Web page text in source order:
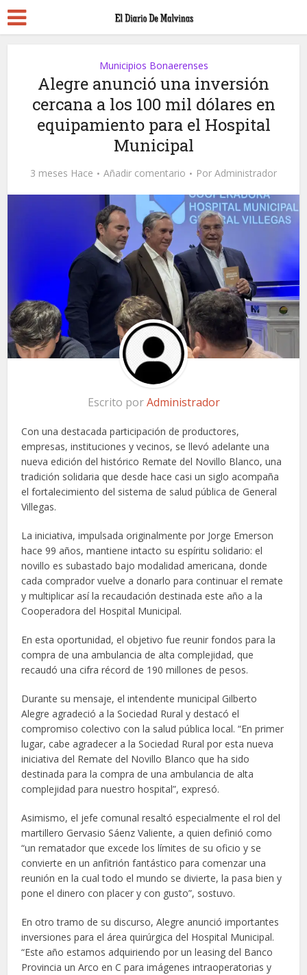
Municipios Bonaerenses
Alegre anunció una inversión
cercana a los 100 mil dólares en
equipamiento para el Hospital
Municipal
3 meses Hace Añadir comentario Por Administrador
Escrito porAdministrador
Con una destacada participación de productores,
empresas, instituciones y vecinos, se llevó adelante una
nueva edición del histórico Remate del Novillo Blanco, una
tradición solidaria que desde hace casi un siglo acompaña
el fortalecimiento del sistema de salud pública de General
Villegas.
La iniciativa, impulsada originalmente por Jorge Emerson
hace 99 años, mantiene intacto su espíritu solidario: el
novillo es subastado bajo modalidad americana, donde
cada comprador vuelve a donarlo para continuar el remate
y multiplicar así la recaudación destinada este año a la
Cooperadora del Hospital Municipal.
En esta oportunidad, el objetivo fue reunir fondos para la
compra de una ambulancia de alta complejidad, que
recaudó una cifra récord de 190 millones de pesos.
Durante su mensaje, el intendente municipal Gilberto
Alegre agradeció a la Sociedad Rural y destacó el
compromiso colectivo con la salud pública local. “En primer
lugar, cabe agradecer a la Sociedad Rural por esta nueva
iniciativa del Remate del Novillo Blanco que ha sido
destinada para la compra de una ambulancia de alta
complejidad para nuestro hospital”, expresó.
Asimismo, el jefe comunal resaltó especialmente el rol del
martillero Gervasio Sáenz Valiente, a quien definió como
“un rematador que excede los límites de su oficio y se
convierte en un anfitrión fantástico para comenzar una
reunión en la cual todo el mundo se divierte, la pasa bien y
pone el dinero con placer y con gusto”, sostuvo.
En otro tramo de su discurso, Alegre anunció importantes
inversiones para el área quirúrgica del Hospital Municipal.
“Este año estamos adquiriendo por un leasing del Banco
Provincia un Arco en C para imágenes intraoperatorias y